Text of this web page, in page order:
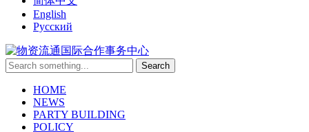
English
Русский
Search
HOME
NEWS
PARTY BUILDING
POLICY